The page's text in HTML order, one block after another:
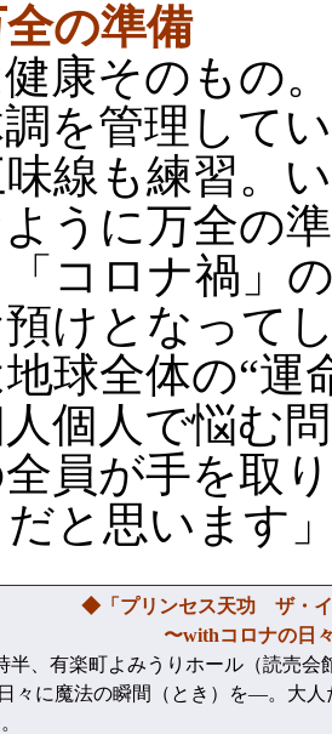
の準備
康そのもの
を管理して
線も練習。
うに万全の
コロナ禍」
けとなって
地球全体の“
個人で悩む
員が手を取
と思います
◆「プリンセス天功 ザ・イ
〜withコロナの日々に
半、有楽町よみうりホール（読売会
々に魔法の瞬間（とき）を—。大人